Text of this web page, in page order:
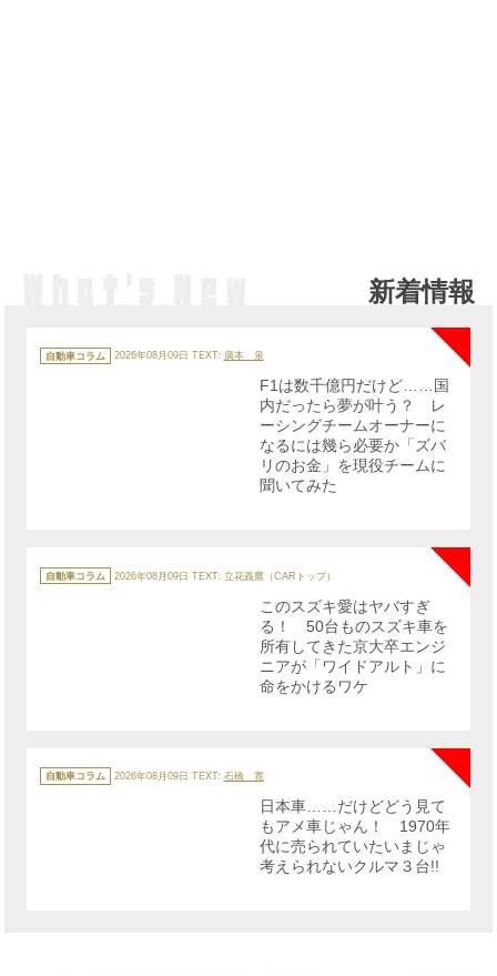
新着情報
テ
ゴ
自動車コラム 2026年08月09日 TEXT: 廣本 泉
NEW
F1は数千億円だけど……国
内だったら夢が叶う？ レ
ーシングチームオーナーに
なるには幾ら必要か「ズバ
リのお金」を現役チームに
聞いてみた
テ
ゴ
自動車コラム 2026年08月09日 TEXT: 立花義鷹（CARトップ）
このスズキ愛はヤバすぎ
る！ 50台ものスズキ車を
所有してきた京大卒エンジ
ニアが「ワイドアルト」に
命をかけるワケ
テ
ゴ
自動車コラム 2026年08月09日 TEXT: 石橋 寛
日本車……だけどどう見て
もアメ車じゃん！ 1970年
代に売られていたいまじゃ
考えられないクルマ３台!!